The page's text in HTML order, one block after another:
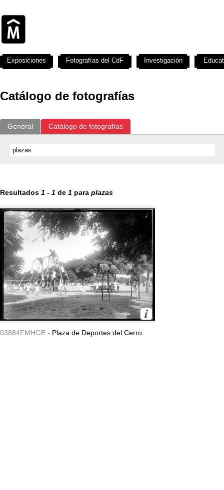
Catálogo de fotografías
General Catálogo de fotografías
Resultados 1 - 1 de 1 para plazas
03884FMHGE - Plaza de Deportes del Cerro.
Exposiciones Fotografías del CdF Investigación